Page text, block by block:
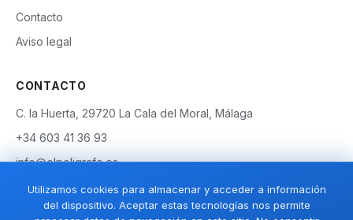
Contacto
Aviso legal
CONTACTO
C. la Huerta, 29720 La Cala del Moral, Málaga
+34 603 41 36 93
info@elpoligrafo.es
Pide tu cita →
Utilizamos cookies para almacenar y acceder a información
del dispositivo. Aceptar estas tecnologías nos permite